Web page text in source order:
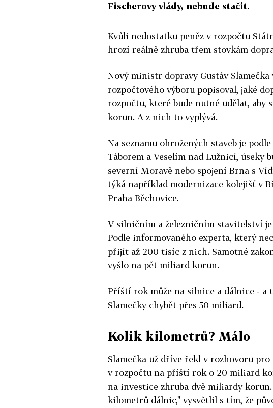
Fischerovy vlády, nebude stačit.
Kvůli nedostatku peněz v rozpočtu
hrozí reálně zhruba třem stovkám
Nový ministr dopravy Gustáv
rozpočtového výboru popisoval, jaké
rozpočtu, které bude nutné udělat, aby
korun. A z nich to vyplývá.
Na seznamu ohrožených staveb je
Táborem a Veselím nad Lužnicí, úseky
severní Moravě nebo spojení Brna s
týká například modernizace kolejišť v
Praha Běchovice.
V silničním a železničním stavitelství
Podle informovaného experta, který
přijít až 200 tisíc z nich. Samotné
vyšlo na pět miliard korun.
Příští rok může na silnice a dálnice - a
Slamečky chybět přes 50 miliard.
Kolik kilometrů? Málo
Slamečka už dříve řekl v rozhovoru
v rozpočtu na příští rok o 20 miliard
na investice zhruba dvě miliardy
kilometrů dálnic," vysvětlil s tím, že